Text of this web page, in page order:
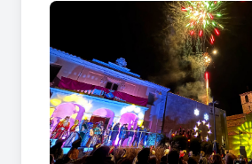
volen dir "guix" i "carbó"
Lloc: Per la carretera de Can
recorregut pels carrers d'Òdena i
Plaça Major, on tindrà lloc la
SSMM els Reis de l'Orient. Tot
repartiment de paquets pels